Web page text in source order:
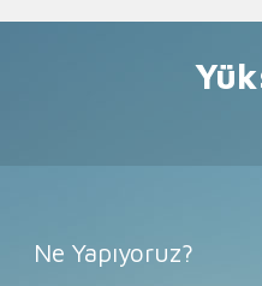
Ne Yapıyoruz?